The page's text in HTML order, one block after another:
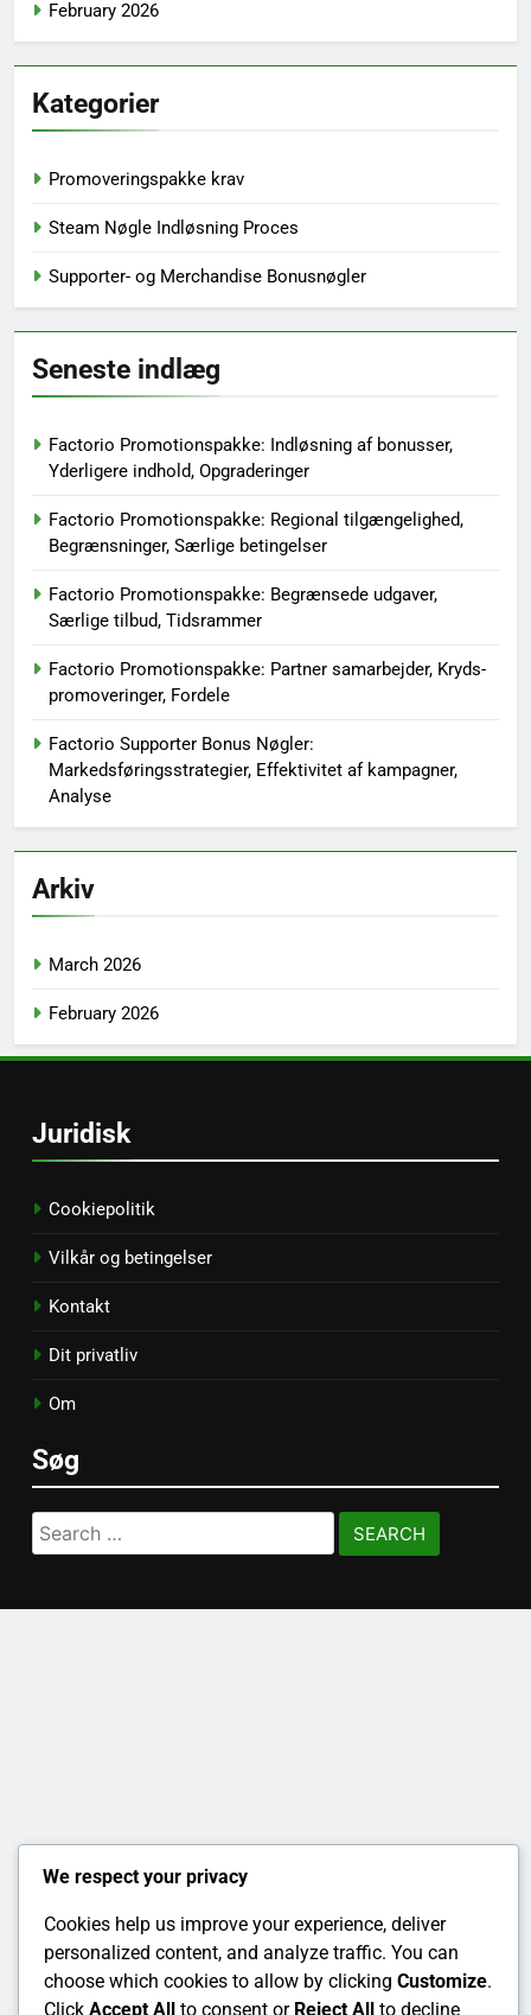
February 2026
Kategorier
Promoveringspakke krav
Steam Nøgle Indløsning Proces
Supporter- og Merchandise Bonusnøgler
Seneste indlæg
Factorio Promotionspakke: Indløsning af bonusser,
Yderligere indhold, Opgraderinger
Factorio Promotionspakke: Regional tilgængelighed,
Begrænsninger, Særlige betingelser
Factorio Promotionspakke: Begrænsede udgaver,
Særlige tilbud, Tidsrammer
Factorio Promotionspakke: Partner samarbejder, Kryds-
promoveringer, Fordele
Factorio Supporter Bonus Nøgler:
Markedsføringsstrategier, Effektivitet af kampagner,
Analyse
Arkiv
March 2026
February 2026
Juridisk
Cookiepolitik
Vilkår og betingelser
Kontakt
Dit privatliv
Om
Søg
Search
for:
We respect your privacy
Cookies help us improve your experience, deliver
personalized content, and analyze traffic. You can
choose which cookies to allow by clicking Customize.
Click Accept All to consent or Reject All to decline